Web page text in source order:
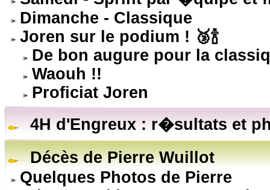
Dimanche - Classique
Joren sur le podium ! 🥉🍾
De bon augure pour la
Waouh !!
Proficiat Joren
4H d'Engreux : r�sultats et
Décès de Pierre Wuillot
Quelques Photos de Pierre